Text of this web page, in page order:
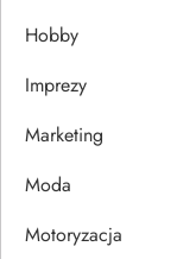
a
w
p
Hobby
Imprezy
Marketing
Moda
Motoryzacja